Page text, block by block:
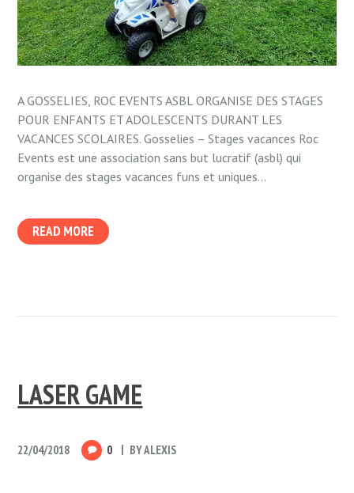
A GOSSELIES, ROC EVENTS ASBL ORGANISE DES STAGES
POUR ENFANTS ET ADOLESCENTS DURANT LES
VACANCES SCOLAIRES. Gosselies – Stages vacances Roc
Events est une association sans but lucratif (asbl) qui
organise des stages vacances funs et uniques...
READ MORE
LASER GAME
22/04/2018 0 BYALEXIS